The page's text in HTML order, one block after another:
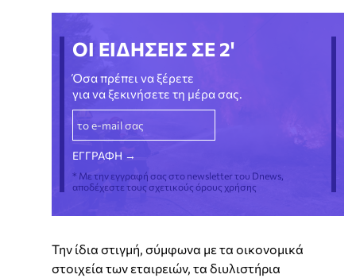
ΟΙ ΕΙΔΗΣΕΙΣ ΣΕ 2'
Όσα πρέπει να ξέρετε
για να ξεκινήσετε τη μέρα σας.
* Με την εγγραφή σας στο newsletter του Dnews,
αποδέχεστε τους σχετικούς όρους χρήσης
Την ίδια στιγμή, σύμφωνα με τα οικονομικά
στοιχεία των εταιρειών, τα διυλιστήρια